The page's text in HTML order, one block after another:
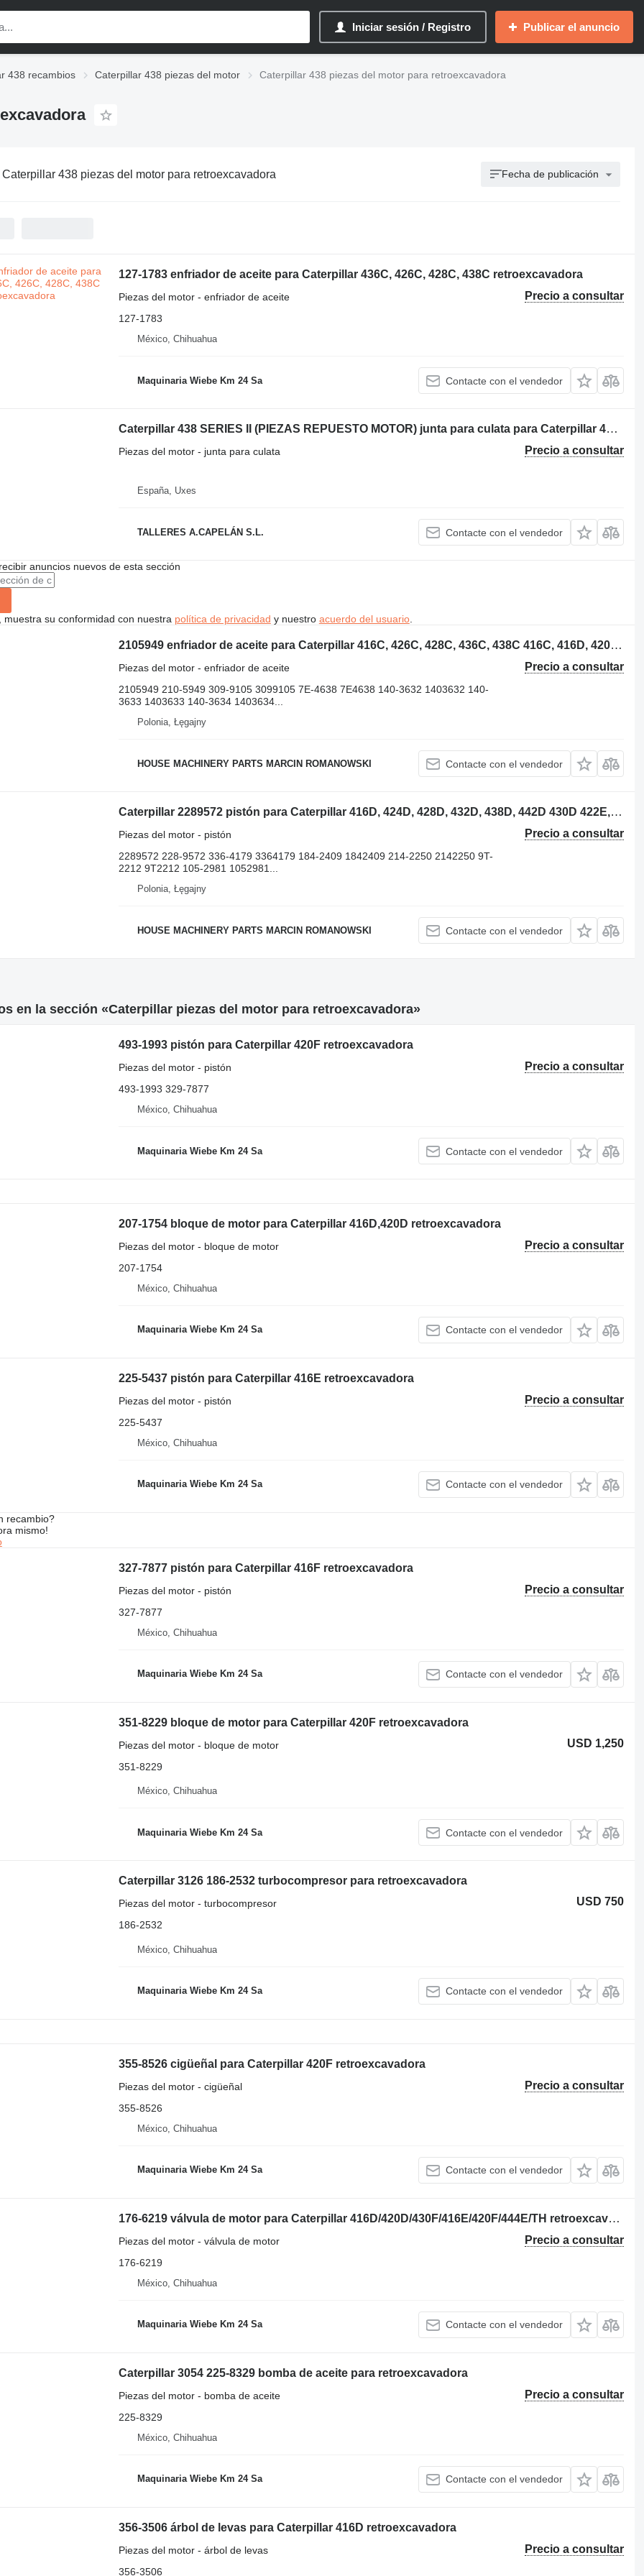
Iniciar sesión / Registro Publicar el anuncio
438 recambios Caterpillar 438 piezas del motor Caterpillar 438 piezas del motor para retroexcavadora
Caterpillar 438 piezas del motor para retroexcavadora Fecha de publicación
127-1783 enfriador de aceite para Caterpillar 436C, 426C, 428C, 438C retroexcavadora
Precio a consultar
Piezas del motor - enfriador de aceite
127-1783
México, Chihuahua
Maquinaria Wiebe Km 24 Sa Contacte con el vendedor
Caterpillar 438 SERIES II (PIEZAS REPUESTO MOTOR) junta para culata para Caterpillar 438 retroexcavadora
Precio a consultar
Piezas del motor - junta para culata
España, Uxes
TALLERES A.CAPELÁN S.L. Contacte con el vendedor
anuncios nuevos de esta sección
muestra su conformidad con nuestra política de privacidad y nuestro acuerdo del usuario.
2105949 enfriador de aceite para Caterpillar 416C, 426C, 428C, 436C, 438C 416C, 416D, 420D, 424D, 426C, 428C, retroexcavadora
Precio a consultar
Piezas del motor - enfriador de aceite
2105949 210-5949 309-9105 3099105 7E-4638 7E4638 140-3632 1403632 140-
3633 1403633 140-3634 1403634...
Polonia, Łęgajny
HOUSE MACHINERY PARTS MARCIN ROMANOWSKI Contacte con el vendedor
Caterpillar 2289572 pistón para Caterpillar 416D, 424D, 428D, 432D, 438D, 442D 430D 422E, 422F, 428E, 428F, retroexcavadora
Precio a consultar
Piezas del motor - pistón
2289572 228-9572 336-4179 3364179 184-2409 1842409 214-2250 2142250 9T-
2212 9T2212 105-2981 1052981...
Polonia, Łęgajny
HOUSE MACHINERY PARTS MARCIN ROMANOWSKI Contacte con el vendedor
en la sección «Caterpillar piezas del motor para retroexcavadora»
493-1993 pistón para Caterpillar 420F retroexcavadora
Precio a consultar
Piezas del motor - pistón
493-1993 329-7877
México, Chihuahua
Maquinaria Wiebe Km 24 Sa Contacte con el vendedor
207-1754 bloque de motor para Caterpillar 416D,420D retroexcavadora
Precio a consultar
Piezas del motor - bloque de motor
207-1754
México, Chihuahua
Maquinaria Wiebe Km 24 Sa Contacte con el vendedor
225-5437 pistón para Caterpillar 416E retroexcavadora
Precio a consultar
Piezas del motor - pistón
225-5437
México, Chihuahua
Maquinaria Wiebe Km 24 Sa Contacte con el vendedor
recambio?
mismo!
327-7877 pistón para Caterpillar 416F retroexcavadora
Precio a consultar
Piezas del motor - pistón
327-7877
México, Chihuahua
Maquinaria Wiebe Km 24 Sa Contacte con el vendedor
351-8229 bloque de motor para Caterpillar 420F retroexcavadora
USD 1,250
Piezas del motor - bloque de motor
351-8229
México, Chihuahua
Maquinaria Wiebe Km 24 Sa Contacte con el vendedor
Caterpillar 3126 186-2532 turbocompresor para retroexcavadora
USD 750
Piezas del motor - turbocompresor
186-2532
México, Chihuahua
Maquinaria Wiebe Km 24 Sa Contacte con el vendedor
355-8526 cigüeñal para Caterpillar 420F retroexcavadora
Precio a consultar
Piezas del motor - cigüeñal
355-8526
México, Chihuahua
Maquinaria Wiebe Km 24 Sa Contacte con el vendedor
176-6219 válvula de motor para Caterpillar 416D/420D/430F/416E/420F/444E/TH retroexcavadora
Precio a consultar
Piezas del motor - válvula de motor
176-6219
México, Chihuahua
Maquinaria Wiebe Km 24 Sa Contacte con el vendedor
Caterpillar 3054 225-8329 bomba de aceite para retroexcavadora
Precio a consultar
Piezas del motor - bomba de aceite
225-8329
México, Chihuahua
Maquinaria Wiebe Km 24 Sa Contacte con el vendedor
356-3506 árbol de levas para Caterpillar 416D retroexcavadora
Precio a consultar
Piezas del motor - árbol de levas
356-3506